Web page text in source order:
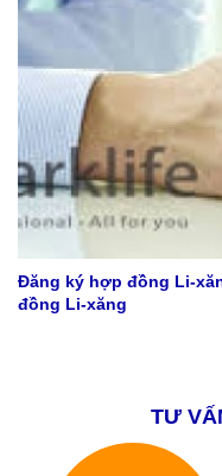
Đăng ký hợp đồng Li-
đồng Li-xăng
TƯ